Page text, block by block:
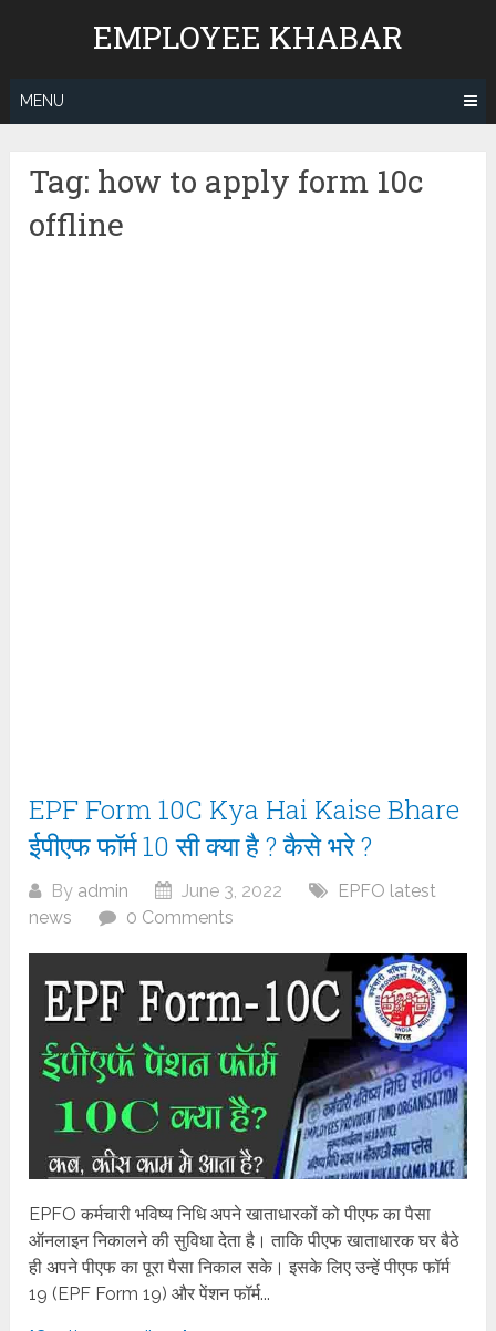
EMPLOYEE KHABAR
MENU
Tag: how to apply form 10c
offline
EPF Form 10C Kya Hai Kaise Bhare
ईपीएफ फॉर्म 10 सी क्या है ? कैसे भरे ?
By admin June 3, 2022
EPFO latest
news
0 Comments
EPFO कर्मचारी भविष्य निधि अपने खाताधारकों को पीएफ का पैसा
ऑनलाइन निकालने की सुविधा देता है। ताकि पीएफ खाताधारक घर बैठे
ही अपने पीएफ का पूरा पैसा निकाल सके। इसके लिए उन्हें पीएफ फॉर्म
19 (EPF Form 19) और पेंशन फॉर्म...